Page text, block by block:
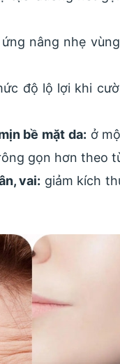
nâng nhẹ
độ lộ lợi khi
bề mặt da: ở
gọn hơn theo
vai: giảm kích